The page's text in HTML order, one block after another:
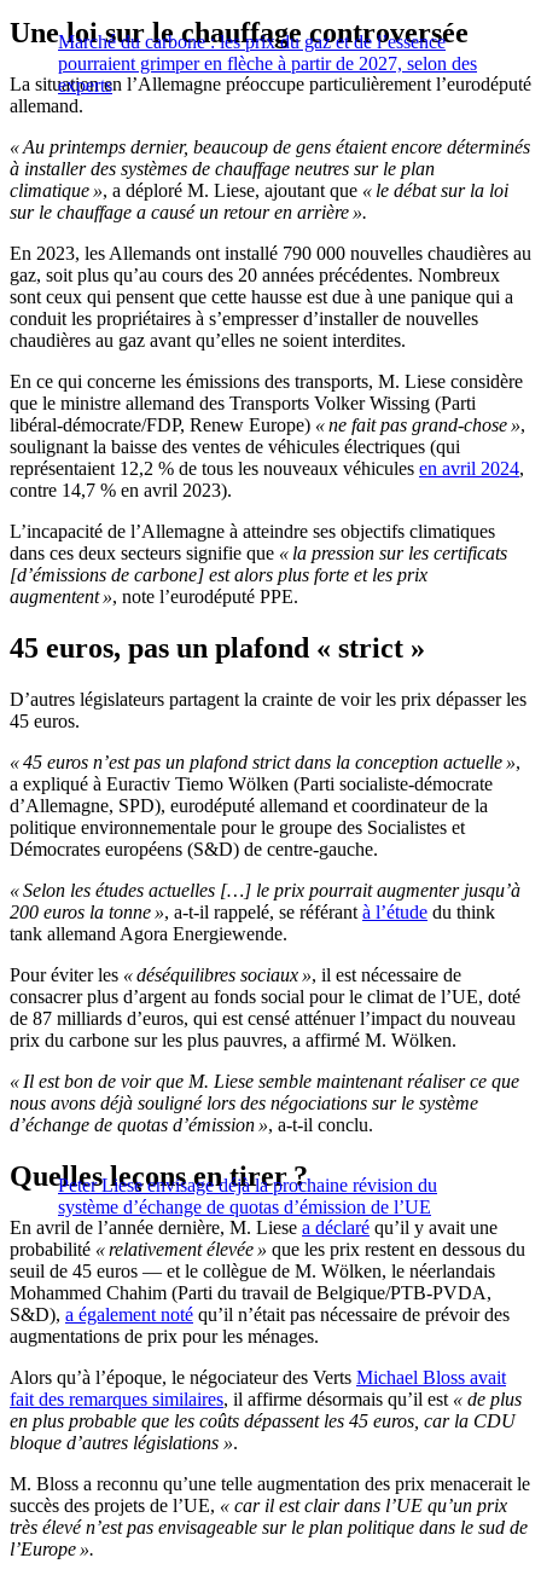
Marché du carbone : les prix du gaz et de l’essence
pourraient grimper en flèche à partir de 2027, selon des
experts
Une loi sur le chauffage controversée
La situation en l’Allemagne préoccupe particulièrement l’eurodéputé
allemand.
« Au printemps dernier, beaucoup de gens étaient encore déterminés
à installer des systèmes de chauffage neutres sur le plan
climatique », a déploré M. Liese, ajoutant que « le débat sur la loi
sur le chauffage a causé un retour en arrière ».
En 2023, les Allemands ont installé 790 000 nouvelles chaudières au
gaz, soit plus qu’au cours des 20 années précédentes. Nombreux
sont ceux qui pensent que cette hausse est due à une panique qui a
conduit les propriétaires à s’empresser d’installer de nouvelles
chaudières au gaz avant qu’elles ne soient interdites.
En ce qui concerne les émissions des transports, M. Liese considère
que le ministre allemand des Transports Volker Wissing (Parti
libéral-démocrate/FDP, Renew Europe) « ne fait pas grand-chose »,
soulignant la baisse des ventes de véhicules électriques (qui
représentaient 12,2 % de tous les nouveaux véhicules en avril 2024,
contre 14,7 % en avril 2023).
L’incapacité de l’Allemagne à atteindre ses objectifs climatiques
dans ces deux secteurs signifie que « la pression sur les certificats
[d’émissions de carbone] est alors plus forte et les prix
augmentent », note l’eurodéputé PPE.
45 euros, pas un plafond « strict »
D’autres législateurs partagent la crainte de voir les prix dépasser les
45 euros.
« 45 euros n’est pas un plafond strict dans la conception actuelle »,
a expliqué à Euractiv Tiemo Wölken (Parti socialiste-démocrate
d’Allemagne, SPD), eurodéputé allemand et coordinateur de la
politique environnementale pour le groupe des Socialistes et
Démocrates européens (S&D) de centre-gauche.
« Selon les études actuelles […] le prix pourrait augmenter jusqu’à
200 euros la tonne », a-t-il rappelé, se référant à l’étude du think
tank allemand Agora Energiewende.
Pour éviter les « déséquilibres sociaux », il est nécessaire de
consacrer plus d’argent au fonds social pour le climat de l’UE, doté
de 87 milliards d’euros, qui est censé atténuer l’impact du nouveau
prix du carbone sur les plus pauvres, a affirmé M. Wölken.
« Il est bon de voir que M. Liese semble maintenant réaliser ce que
nous avons déjà souligné lors des négociations sur le système
d’échange de quotas d’émission », a-t-il conclu.
Peter Liese envisage déjà la prochaine révision du
système d’échange de quotas d’émission de l’UE
Quelles leçons en tirer ?
En avril de l’année dernière, M. Liese a déclaré qu’il y avait une
probabilité « relativement élevée » que les prix restent en dessous du
seuil de 45 euros — et le collègue de M. Wölken, le néerlandais
Mohammed Chahim (Parti du travail de Belgique/PTB-PVDA,
S&D), a également noté qu’il n’était pas nécessaire de prévoir des
augmentations de prix pour les ménages.
Alors qu’à l’époque, le négociateur des Verts Michael Bloss avait
fait des remarques similaires, il affirme désormais qu’il est « de plus
en plus probable que les coûts dépassent les 45 euros, car la CDU
bloque d’autres législations ».
M. Bloss a reconnu qu’une telle augmentation des prix menacerait le
succès des projets de l’UE, « car il est clair dans l’UE qu’un prix
très élevé n’est pas envisageable sur le plan politique dans le sud de
l’Europe ».